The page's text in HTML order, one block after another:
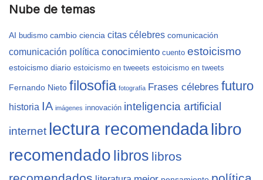
Nube de temas
AI budismo cambio ciencia citas célebres comunicación
comunicación política conocimiento cuento estoicismo
estoicismo diario estoicismo en tweeets estoicismo en tweets
Fernando Nieto filosofia fotografía Frases célebres futuro
historia IA imágenes innovación inteligencia artificial
internet lectura recomendadalibro
recomendado libros libros